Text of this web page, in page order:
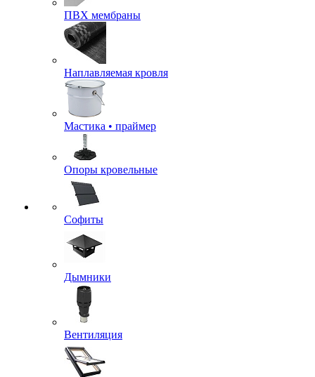
ПВХ мембраны
Наплавляемая кровля
Мастика • праймер
Опоры кровельные
Софиты
Дымники
Вентиляция